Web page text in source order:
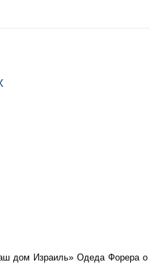
дом Израиль» Одеда Форера о